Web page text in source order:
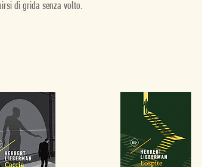
di grida senza volto.